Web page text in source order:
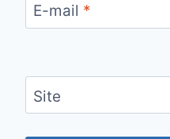
E-mail *
Site